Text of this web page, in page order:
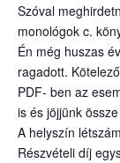
Szóval
monológok c.
Én még huszas
ragadott.
PDF- ben az
is és jöjjünk
A helyszín
Részvételi díj